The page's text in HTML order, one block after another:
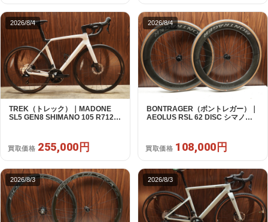
2026/8/4
TREK（トレック）｜MADONE
SL5 GEN8 SHIMANO 105 R7120
買取価格 255,000円
2026/8/4
BONTRAGER（ボントレガー）｜
AEOLUS RSL 62 DISC シマノフ
買取価格 108,000円
2026/8/3 2026/8/3